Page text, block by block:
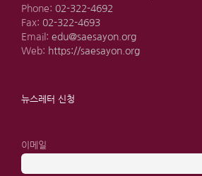
Phone: 02-322-4692
Fax: 02-322-4693
Email: edu@saesayon.org
Web: https://saesayon.org
뉴스레터 신청
이메일